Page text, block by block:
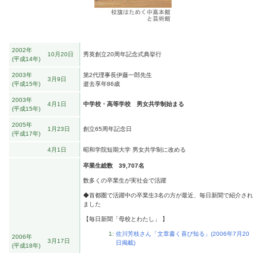
2002年
平成14年
10月20日 秀英創立20周年記念式典挙行
2003年
平成15年
3月9日
第2代理事長伊藤一郎先生
逝去享年86歳
2003年
平成15年
4月1日 中学校・高等学校 男女共学制始まる
2005年
平成17年
1月23日 創立65周年記念日
4月1日 昭和学院短期大学 男女共学制に改める
2006年
平成18年
3月17日
卒業生総数 39,707名
数多くの卒業生が実社会で活躍
◆首都圏で活躍中の卒業生3名の方が最近、毎日新聞で紹介され
ました
【毎日新聞「母校とわたし」 】
佐川芳枝さん「文章書く喜び知る」(2006年7月20
日掲載)